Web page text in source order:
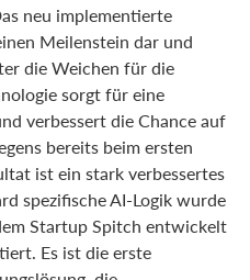
neu implementierte
Meilenstein dar und
die Weichen für die
sorgt für eine
verbessert die Chance auf
bereits beim ersten
ist ein stark verbessertes
spezifische AI-Logik wurde
Startup Spitch entwickelt
Es ist die erste